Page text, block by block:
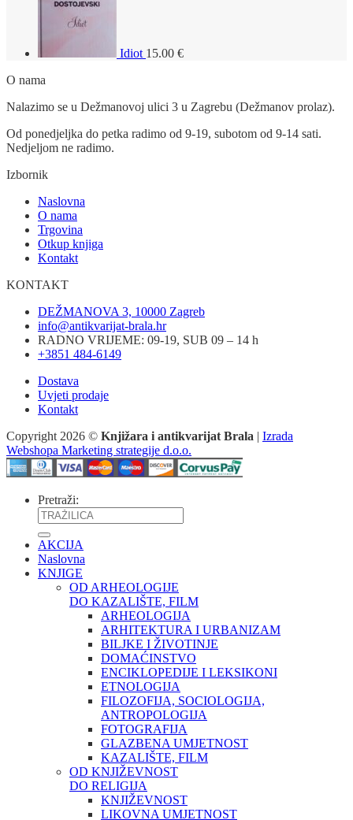
Idiot 15.00 €
O nama
Nalazimo se u Dežmanovoj ulici 3 u Zagrebu (Dežmanov prolaz).
Od ponedjeljka do petka radimo od 9-19, subotom od 9-14 sati.
Nedjeljom ne radimo.
Izbornik
Naslovna
O nama
Trgovina
Otkup knjiga
Kontakt
KONTAKT
DEŽMANOVA 3, 10000 Zagreb
info@antikvarijat-brala.hr
RADNO VRIJEME: 09-19, SUB 09 – 14 h
+3851 484-6149
Dostava
Uvjeti prodaje
Kontakt
Copyright 2026 © Knjižara i antikvarijat Brala | Izrada
Webshopa Marketing strategije d.o.o.
Pretraži:
AKCIJA
Naslovna
KNJIGE
OD ARHEOLOGIJE
DO KAZALIŠTE, FILM
ARHEOLOGIJA
ARHITEKTURA I URBANIZAM
BILJKE I ŽIVOTINJE
DOMAĆINSTVO
ENCIKLOPEDIJE I LEKSIKONI
ETNOLOGIJA
FILOZOFIJA, SOCIOLOGIJA,
ANTROPOLOGIJA
FOTOGRAFIJA
GLAZBENA UMJETNOST
KAZALIŠTE, FILM
OD KNJIŽEVNOST
DO RELIGIJA
KNJIŽEVNOST
LIKOVNA UMJETNOST